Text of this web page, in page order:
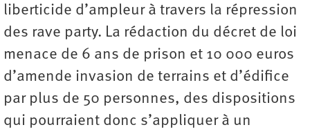
liberticide d’ampleur à travers la répression
des rave party. La rédaction du décret de loi
menace de 6 ans de prison et 10 000 euros
d’amende invasion de terrains et d’édifice
par plus de 50 personnes, des dispositions
qui pourraient donc s’appliquer à un